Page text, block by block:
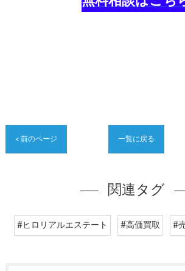
< 前のページ 一覧に戻る
関連タグ
#ヒロリアルエステート #高価買取 #